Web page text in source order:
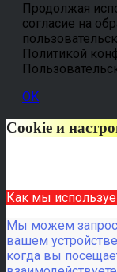
Продолжая
согласие на
Политикой
OK
Cookie и
Как мы
Мы можем
вашем
когда вы